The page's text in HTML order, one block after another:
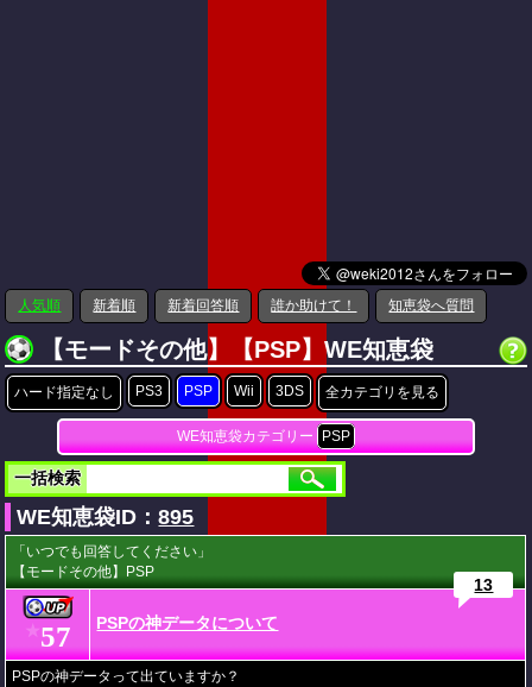
人気順 新着順 新着回答順 誰か助けて！ 知恵袋へ質問
【モードその他】【PSP】WE知恵袋
ハード指定なし PS3 PSP Wii 3DS 全カテゴリを見る
WE知恵袋カテゴリー PSP
一括検索
WE知恵袋ID：895
「いつでも回答してください」
【モードその他】PSP
★57 PSPの神データについて
13
PSPの神データって出ていますか？